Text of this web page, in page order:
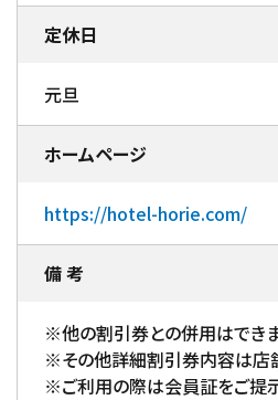
定休日
元旦
ホームページ
https://hotel-horie.com/
備 考
※他の割引券との併用はできま
※その他詳細割引券内容は店
※ご利用の際は会員証をご提示